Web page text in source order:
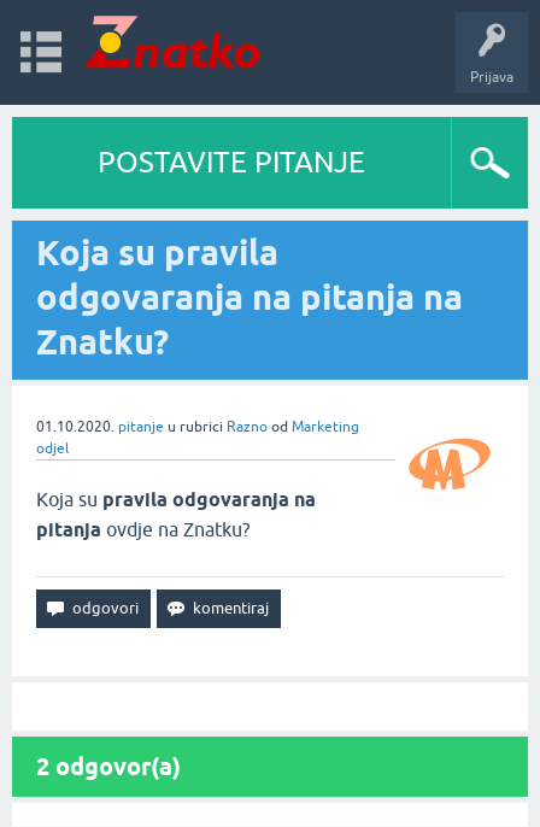
Prijava
POSTAVITE PITANJE
Koja su pravila
odgovaranja na pitanja na
Znatku?
01.10.2020. pitanje u rubrici Razno od Marketing
odjel
Koja su pravila odgovaranja na
pitanja ovdje na Znatku?
2 odgovor(a)